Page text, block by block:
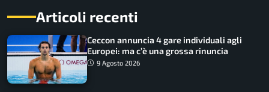
Articoli recenti
Ceccon annuncia 4 gare individuali agli
Europei: ma c’è una grossa rinuncia
9 Agosto 2026